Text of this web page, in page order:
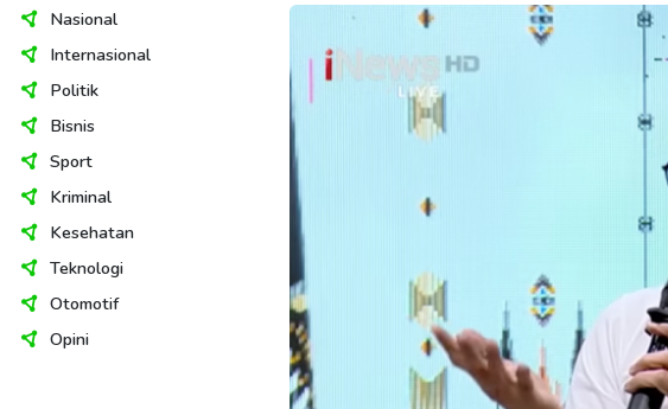
Nasional
Internasional
Politik
Bisnis
Sport
Kriminal
Kesehatan
Teknologi
Otomotif
Opini